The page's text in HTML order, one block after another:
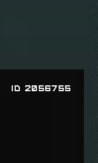
ID 2056755